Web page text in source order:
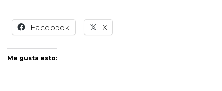
Facebook X
Me gusta esto: